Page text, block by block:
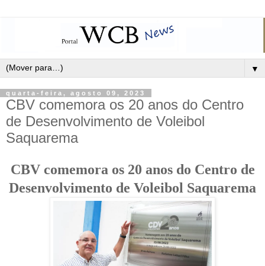
▼
quarta-feira, agosto 09, 2023
CBV comemora os 20 anos do Centro
de Desenvolvimento de Voleibol
Saquarema
CBV comemora os 20 anos do Centro de
Desenvolvimento de Voleibol Saquarema